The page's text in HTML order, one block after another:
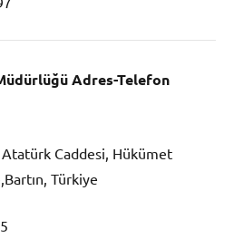
Adres-Telefon
Caddesi, Hükümet
Türkiye